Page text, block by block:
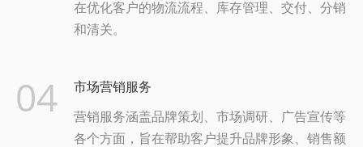
在优化客户的物流流程、库存管理、交付、分销
和清关。
04 市场营销服务
营销服务涵盖品牌策划、市场调研、广告宣传等
各个方面，旨在帮助客户提升品牌形象、销售额